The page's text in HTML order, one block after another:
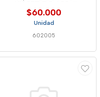
$60.000
Unidad
602005